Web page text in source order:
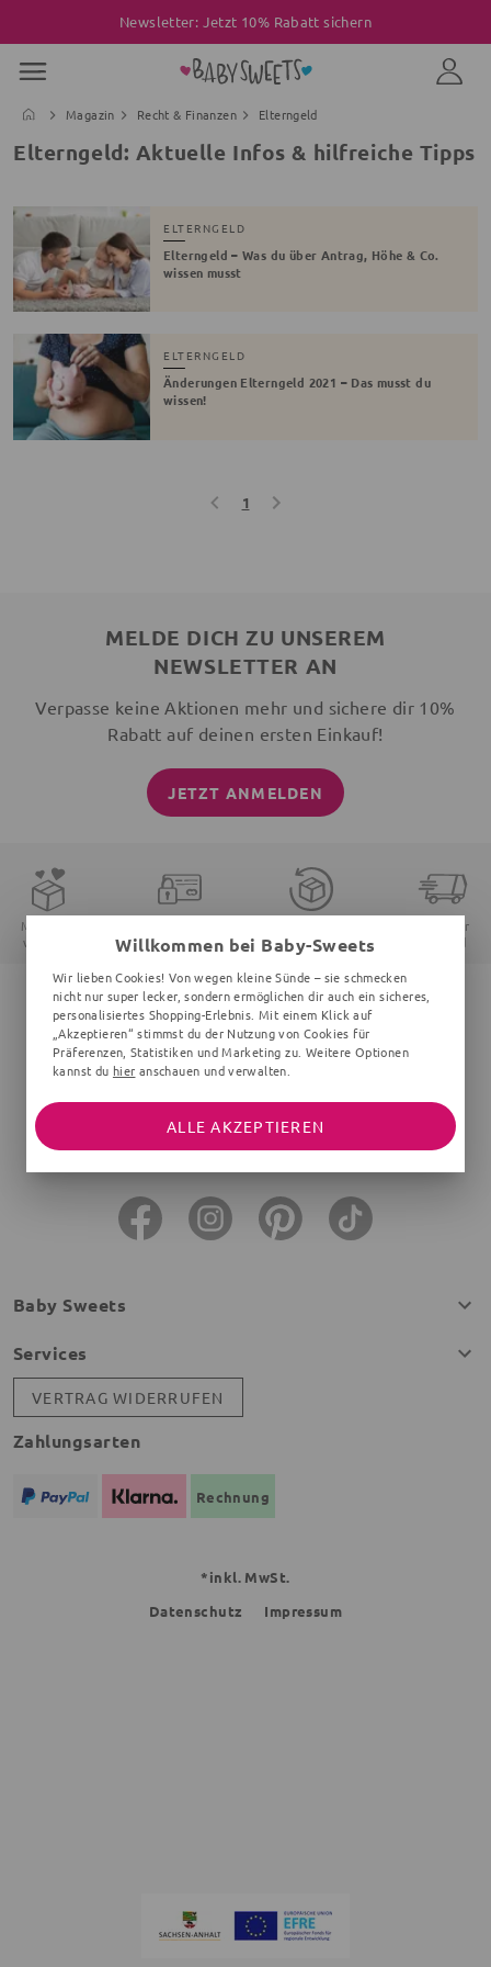
Newsletter: Jetzt 10% Rabatt sichern
Magazin Recht & Finanzen Elterngeld
Elterngeld: Aktuelle Infos & hilfreiche Tipps
ELTERNGELD
Elterngeld – Was du über Antrag, Höhe & Co.
wissen musst
ELTERNGELD
Änderungen Elterngeld 2021 – Das musst du
wissen!
1
MELDE DICH ZU UNSEREM
NEWSLETTER AN
Verpasse keine Aktionen mehr und sichere dir 10%
Rabatt auf deinen ersten Einkauf!
JETZT ANMELDEN
Mit Liebe
verpackt
Zahlung
Widerrufsrecht
Schneller
Versand
Hast du Fragen, Probleme oder Anregungen?
Kontaktiere unseren Kundenservice:
Montag - Freitag von 08:00 - 16:00 Uhr
Baby Sweets
Services
VERTRAG WIDERRUFEN
Zahlungsarten
Rechnung
*inkl. MwSt.
Datenschutz
Impressum
Willkommen bei Baby-Sweets
Wir lieben Cookies! Von wegen kleine Sünde – sie schmecken
nicht nur super lecker, sondern ermöglichen dir auch ein sicheres,
personalisiertes Shopping-Erlebnis. Mit einem Klick auf
„Akzeptieren“ stimmst du der Nutzung von Cookies für
Präferenzen, Statistiken und Marketing zu. Weitere Optionen
kannst du hier anschauen und verwalten.
ALLE AKZEPTIEREN